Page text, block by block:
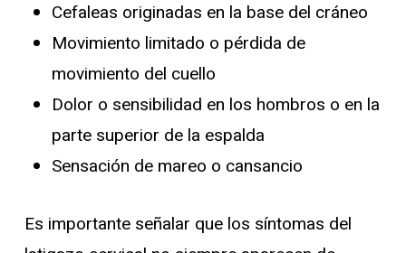
Cefaleas originadas en la base del cráneo
Movimiento limitado o pérdida de
movimiento del cuello
Dolor o sensibilidad en los hombros o en la
parte superior de la espalda
Sensación de mareo o cansancio
Es importante señalar que los síntomas del